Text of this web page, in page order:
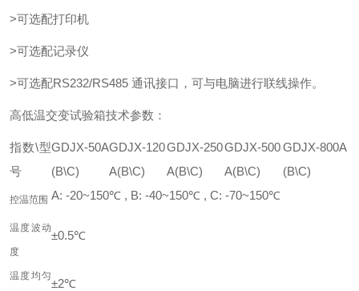
>可选配打印机
>可选配记录仪
>可选配RS232/RS485 通讯接口，可与电脑进行联线操作。
高低温交变试验箱技术参数：
指数\型
号
GDJX-50A
(B\C)
GDJX-120
A(B\C)
GDJX-250
A(B\C)
GDJX-500
A(B\C)
GDJX-800A
(B\C)
控温范围 A: -20~150℃ , B: -40~150℃ , C: -70~150℃
温度波动
度
±0.5℃
温度均匀
±2℃